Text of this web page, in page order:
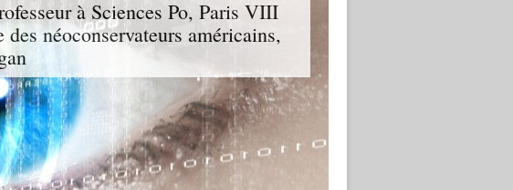
à Sciences Po, Paris VIII
néoconservateurs américains,